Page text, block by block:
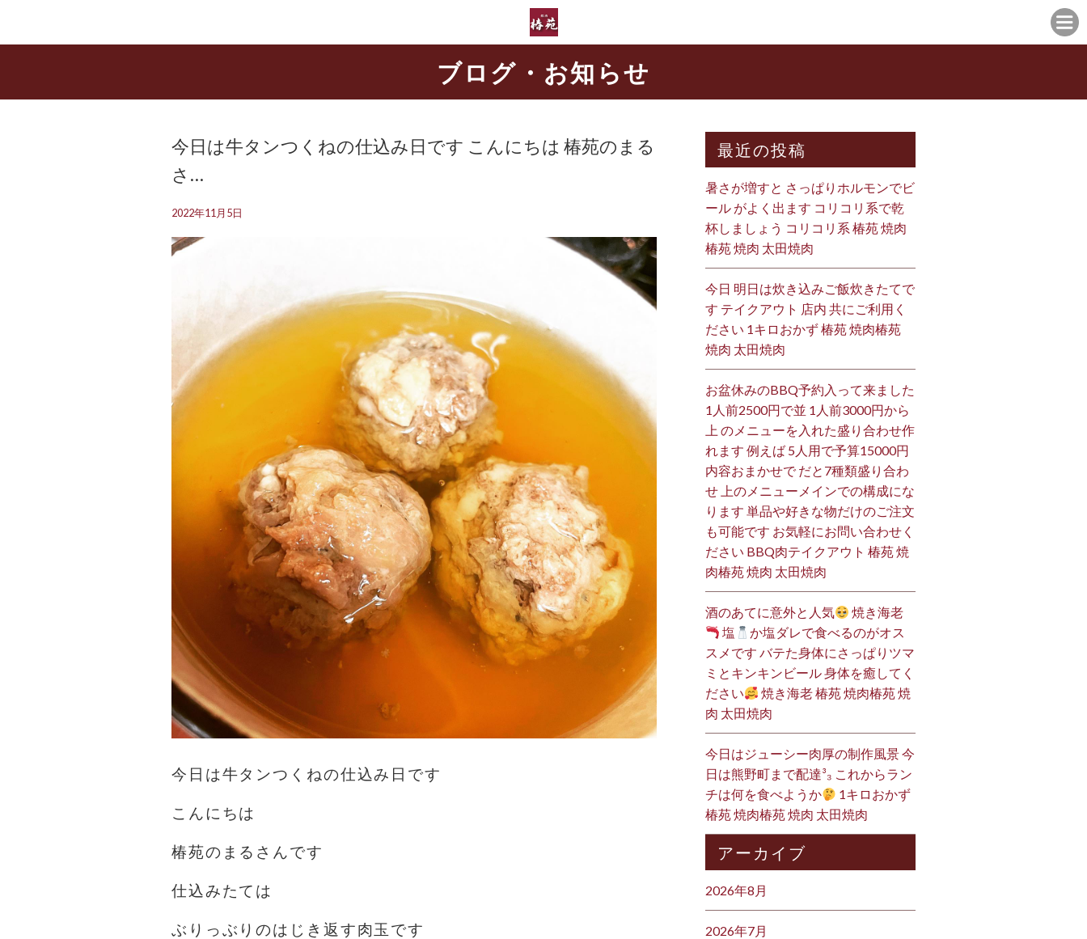
ブログ・お知らせ
今日は牛タンつくねの仕込み日です こんにちは️ 椿苑のまる
さ…
2022年11月5日
今日は牛タンつくねの仕込み日です
こんにちは️
椿苑のまるさんです
仕込みたては
ぶりっぶりのはじき返す肉玉です
最近の投稿
暑さが増すと さっぱりホルモンでビ
ール がよく出ます コリコリ系で乾
杯しましょう コリコリ系 椿苑 焼肉
椿苑 焼肉 太田焼肉
今日 明日は炊き込みご飯炊きたてで
す テイクアウト 店内 共にご利用く
ださい 1キロおかず 椿苑 焼肉椿苑
焼肉 太田焼肉
お盆休みのBBQ予約入って来ました
1人前2500円で並 1人前3000円から
上 のメニューを入れた盛り合わせ作
れます 例えば 5人用で予算15000円
内容おまかせで だと7種類盛り合わ
せ 上のメニューメインでの構成にな
ります 単品や好きな物だけのご注文
も可能です お気軽にお問い合わせく
ださい BBQ肉テイクアウト 椿苑 焼
肉椿苑 焼肉 太田焼肉
酒のあてに意外と人気
焼き海老
塩
か塩ダレで食べるのがオス
スメです バテた身体にさっぱりツマ
ミとキンキンビール 身体を癒してく
ださい
焼き海老 椿苑 焼肉椿苑 焼
肉 太田焼肉
今日はジューシー肉厚の制作風景 今
日は熊野町まで配達³₃ これからラン
チは何を食べようか
1キロおかず
椿苑 焼肉椿苑 焼肉 太田焼肉
アーカイブ
2026年8月
2026年7月